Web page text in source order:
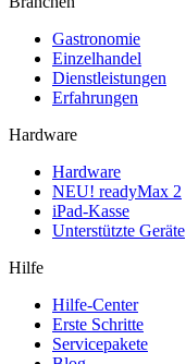
Gastronomie
Einzelhandel
Dienstleistungen
Erfahrungen
Hardware
Hardware
NEU! readyMax 2
iPad-Kasse
Unterstützte Geräte
Hilfe
Hilfe-Center
Erste Schritte
Servicepakete